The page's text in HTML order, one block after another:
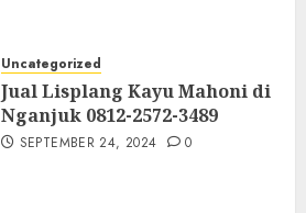
Uncategorized
Jual Lisplang Kayu Mahoni di
Nganjuk 0812-2572-3489
SEPTEMBER 24, 2024 0